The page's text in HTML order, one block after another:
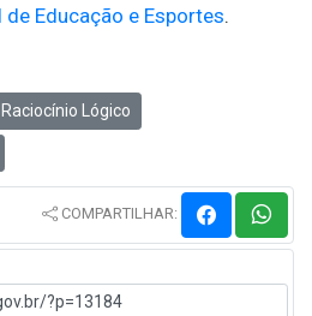
Educação e Esportes.
Lógico
COMPARTILHAR: